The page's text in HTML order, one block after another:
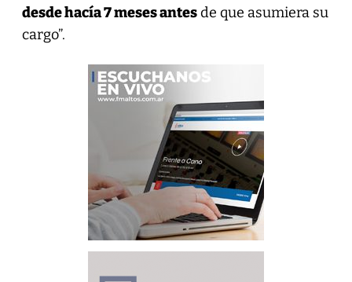
desde hacía 7 meses antesde que asumiera su
cargo”.